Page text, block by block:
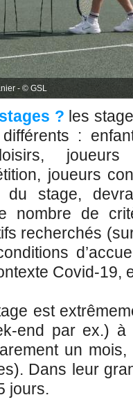
- © GSL
? les
:
joueurs
joueurs
du stage,
nombre de
recherchés
Covid-19,
est
end par ex.) à
un
Dans leur
jours.